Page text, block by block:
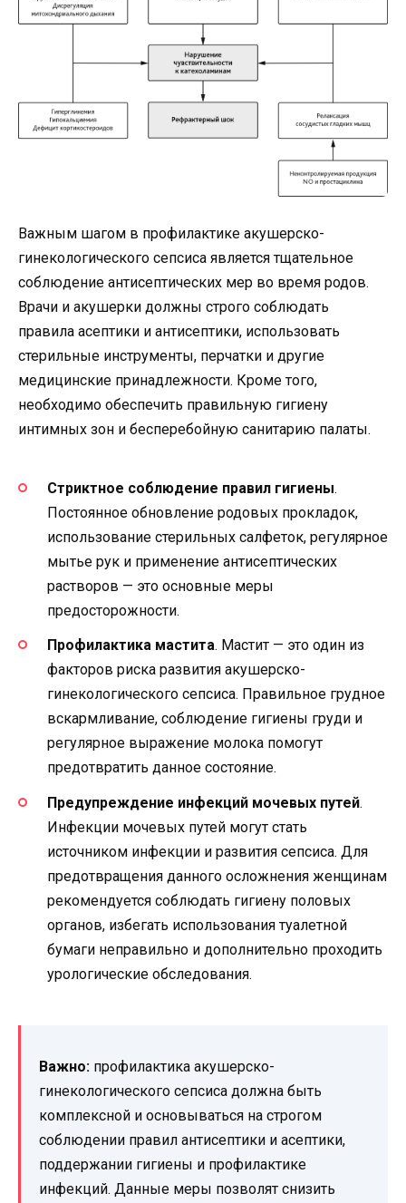
Важным шагом в профилактике акушерско-
гинекологического сепсиса является тщательное
соблюдение антисептических мер во время родов.
Врачи и акушерки должны строго соблюдать
правила асептики и антисептики, использовать
стерильные инструменты, перчатки и другие
медицинские принадлежности. Кроме того,
необходимо обеспечить правильную гигиену
интимных зон и бесперебойную санитарию палаты.
Стриктное соблюдение правил гигиены.
Постоянное обновление родовых прокладок,
использование стерильных салфеток, регулярное
мытье рук и применение антисептических
растворов — это основные меры
предосторожности.
Профилактика мастита. Мастит — это один из
факторов риска развития акушерско-
гинекологического сепсиса. Правильное грудное
вскармливание, соблюдение гигиены груди и
регулярное выражение молока помогут
предотвратить данное состояние.
Предупреждение инфекций мочевых путей.
Инфекции мочевых путей могут стать
источником инфекции и развития сепсиса. Для
предотвращения данного осложнения женщинам
рекомендуется соблюдать гигиену половых
органов, избегать использования туалетной
бумаги неправильно и дополнительно проходить
урологические обследования.
Важно: профилактика акушерско-
гинекологического сепсиса должна быть
комплексной и основываться на строгом
соблюдении правил антисептики и асептики,
поддержании гигиены и профилактике
инфекций. Данные меры позволят снизить